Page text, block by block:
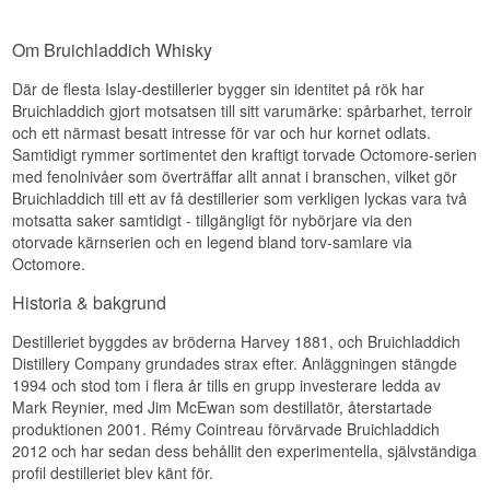
Lyssna på vår podd:
lätt salt avslut som påminner om Islays kustlinje.
Specifikationer
Namn: The Classic Laddie Scottish Barley
Destilleri:Bruichladdich
Region/Land: Islay, Skottland
Typ: Islay Single Malt Scotch Whisky
ABV: 50%
Storlek: 70 CL
Fattyp: Amerikanska ekfat
Ej kylfiltrerad: Ja
Smakprofil
Fruktig · Blommig · Mjuk · Maritim
Visste du att?
The Classic Laddie är den enda whiskyn i
Bruichladdichs sortiment som inte bär ett årtal
eller en åldersdeklaration, just för att den är tänkt
styrkan ger en rå, intensiv torvkaraktär som skiljer
sig från de senare, mer avrundade Port
Charlotte-utgivningarna med längre lagringstid.
Smaknoter
Doft
Direkt torvrök och havssalt, med en ung, kornig
sötma och en aning citrus under röken.
Smak
Eftersmak
Lång och rökig med ett torrt, askpräglat avslut
och en ihållande värme.
Specifikationer
Namn: Port Charlotte PC6
Om Bruichladdich Whisky
Där de flesta Islay-destillerier bygger sin identitet på rök har
Bruichladdich gjort motsatsen till sitt varumärke: spårbarhet, terroir
och ett närmast besatt intresse för var och hur kornet odlats.
Samtidigt rymmer sortimentet den kraftigt torvade Octomore-serien
med fenolnivåer som överträffar allt annat i branschen, vilket gör
Bruichladdich till ett av få destillerier som verkligen lyckas vara två
motsatta saker samtidigt - tillgängligt för nybörjare via den
otorvade kärnserien och en legend bland torv-samlare via
Octomore.
Historia & bakgrund
Destilleriet byggdes av bröderna Harvey 1881, och Bruichladdich
Distillery Company grundades strax efter. Anläggningen stängde
1994 och stod tom i flera år tills en grupp investerare ledda av
Mark Reynier, med Jim McEwan som destillatör, återstartade
produktionen 2001. Rémy Cointreau förvärvade Bruichladdich
2012 och har sedan dess behållit den experimentella, självständiga
profil destilleriet blev känt för.